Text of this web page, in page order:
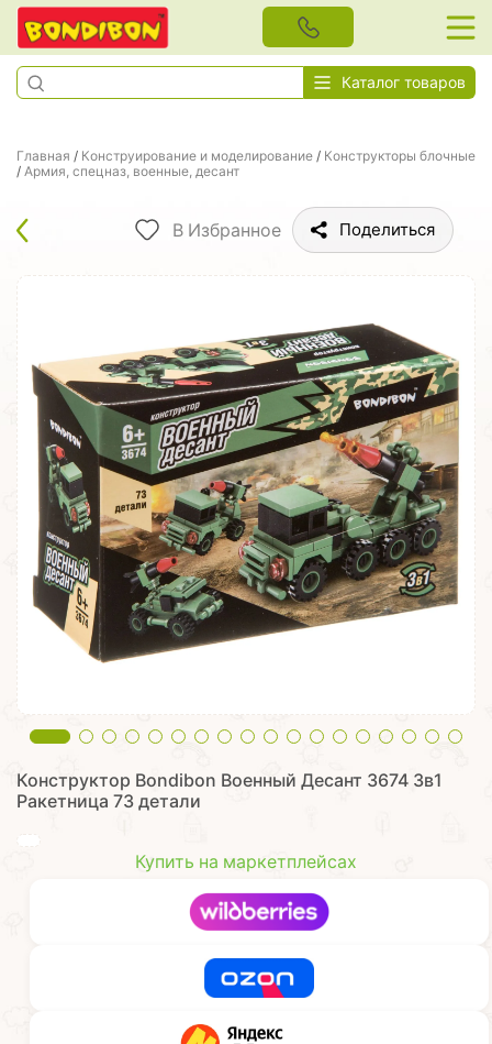
Каталог товаров
Главная / Конструирование и моделирование / Конструкторы блочные
/ Армия, спецназ, военные, десант
В Избранное Поделиться
Конструктор Bondibon Военный Десант 3674 3в1
Ракетница 73 детали
Купить на маркетплейсах